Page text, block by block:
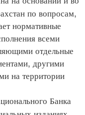
по вопросам,
нормативные
всеми
отдельные
другими
на территории
Банка